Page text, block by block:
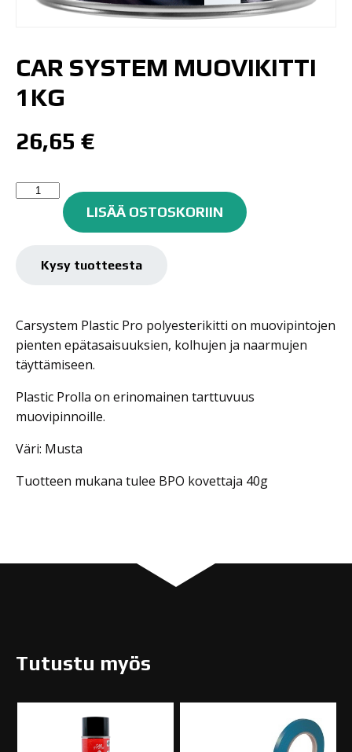
CAR SYSTEM MUOVIKITTI
1KG
26,65 €
Car
Muovikitti
määrä
LISÄÄ OSTOSKORIIN
Kysy tuotteesta
Carsystem Plastic Pro polyesterikitti on muovipintojen
pienten epätasaisuuksien, kolhujen ja naarmujen
täyttämiseen.
Plastic Prolla on erinomainen tarttuvuus
muovipinnoille.
Väri: Musta
Tuotteen mukana tulee BPO kovettaja 40g
Tutustu myös